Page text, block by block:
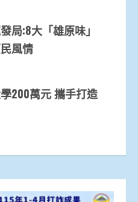
局:8大「雄原味」
風情
200萬元 攜手打造